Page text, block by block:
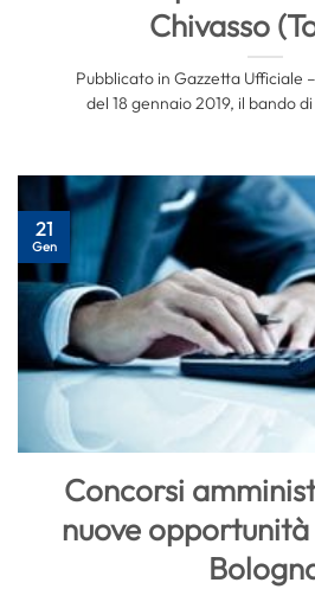
Chivasso
Pubblicato in Gazzetta Ufficiale
del 18 gennaio 2019, il bando
Concorsi
nuove
21
Gen